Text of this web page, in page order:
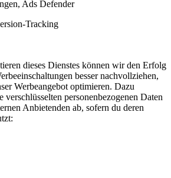
Ads Defender
Tracking
dieses Dienstes können wir den Erfolg
besser nachvollziehen,
Werbeangebot optimieren. Dazu
verschlüsselten personenbezogenen Daten
Anbietenden ab, sofern du deren